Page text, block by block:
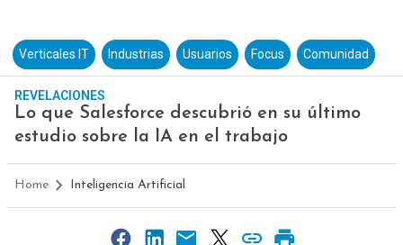
Verticales IT Industrias Usuarios Focus Comunidad
REVELACIONES
Lo que Salesforce descubrió en su último
estudio sobre la IA en el trabajo
Home Inteligencia Artificial